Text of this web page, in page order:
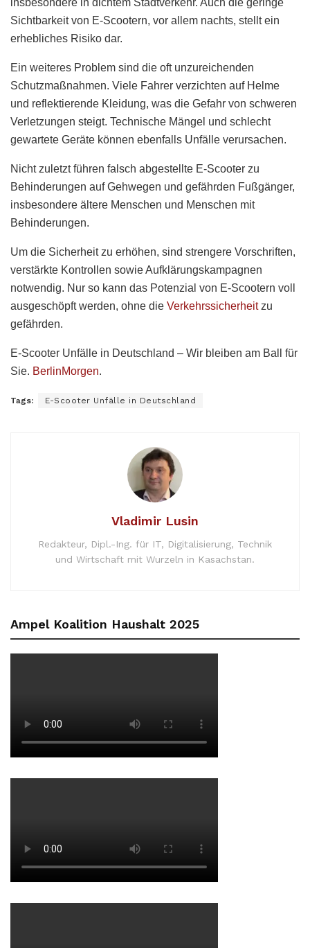
Sichtbarkeit von E-Scootern, vor allem nachts, stellt ein
erhebliches Risiko dar.
Ein weiteres Problem sind die oft unzureichenden
Schutzmaßnahmen. Viele Fahrer verzichten auf Helme
und reflektierende Kleidung, was die Gefahr von schweren
Verletzungen steigt. Technische Mängel und schlecht
gewartete Geräte können ebenfalls Unfälle verursachen.
Nicht zuletzt führen falsch abgestellte E-Scooter zu
Behinderungen auf Gehwegen und gefährden Fußgänger,
insbesondere ältere Menschen und Menschen mit
Behinderungen.
Um die Sicherheit zu erhöhen, sind strengere Vorschriften,
verstärkte Kontrollen sowie Aufklärungskampagnen
notwendig. Nur so kann das Potenzial von E-Scootern voll
ausgeschöpft werden, ohne die Verkehrssicherheitzu
gefährden.
E-Scooter Unfälle in Deutschland – Wir bleiben am Ball für
Sie. BerlinMorgen.
Tags: E-Scooter Unfälle in Deutschland
Vladimir Lusin
Redakteur, Dipl.-Ing. für IT, Digitalisierung, Technik
und Wirtschaft mit Wurzeln in Kasachstan.
Ampel Koalition Haushalt 2025